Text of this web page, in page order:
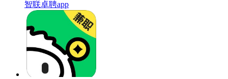
智联卓聘app